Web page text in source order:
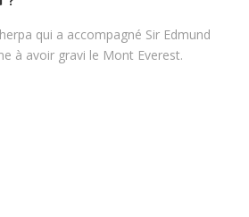
qui a accompagné Sir Edmund
à avoir gravi le Mont Everest.